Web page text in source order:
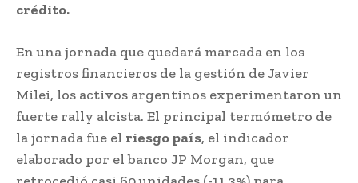
crédito.
En una jornada que quedará marcada en los
registros financieros de la gestión de Javier
Milei, los activos argentinos experimentaron un
fuerte rally alcista. El principal termómetro de
la jornada fue el riesgo país, el indicador
elaborado por el banco JP Morgan, que